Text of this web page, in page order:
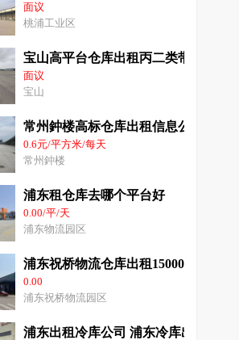
面议
桃浦工业区
宝山高平台仓库出租丙二类带月台雨
面议
宝山
常州鈡楼高标仓库出租信息公司
0.6元/平方米/每天
常州鈡楼
浦东租仓库去哪个平台好
0.00/平/天
浦东物流园区
浦东祝桥物流仓库出租15000平高9米
0.00
浦东祝桥物流园区
浦东出租冷库公司 浦东冷库出租公司